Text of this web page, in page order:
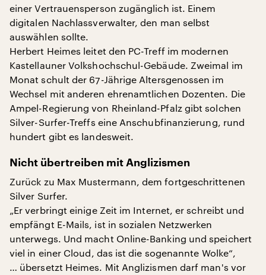
einer Vertrauensperson zugänglich ist. Einem
digitalen Nachlassverwalter, den man selbst
auswählen sollte.
Herbert Heimes leitet den PC-Treff im modernen
Kastellauner Volkshochschul-Gebäude. Zweimal im
Monat schult der 67-Jährige Altersgenossen im
Wechsel mit anderen ehrenamtlichen Dozenten. Die
Ampel-Regierung von Rheinland-Pfalz gibt solchen
Silver-Surfer-Treffs eine Anschubfinanzierung, rund
hundert gibt es landesweit.
Nicht übertreiben mit Anglizismen
Zurück zu Max Mustermann, dem fortgeschrittenen
Silver Surfer.
„Er verbringt einige Zeit im Internet, er schreibt und
empfängt E-Mails, ist in sozialen Netzwerken
unterwegs. Und macht Online-Banking und speichert
viel in einer Cloud, das ist die sogenannte Wolke“,
… übersetzt Heimes. Mit Anglizismen darf man's vor